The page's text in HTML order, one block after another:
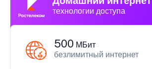
технологии доступа
500 МБит
безлимитный интернет